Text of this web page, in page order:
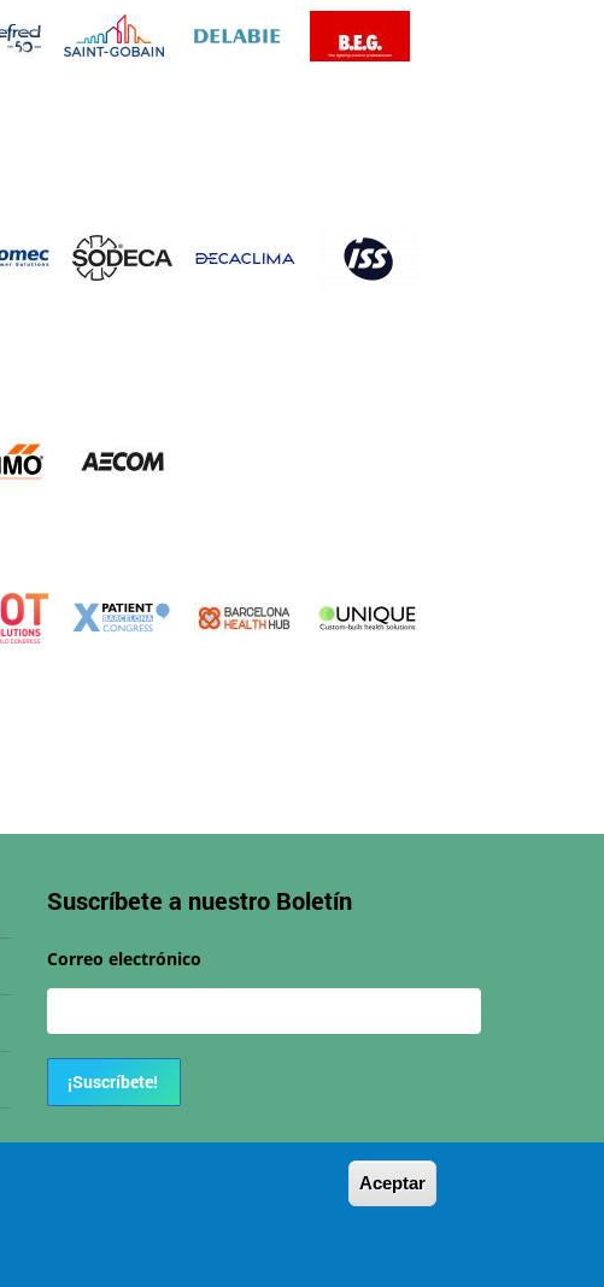
Suscríbete a nuestro Boletín
Correo electrónico
¡Suscríbete!
Aceptar